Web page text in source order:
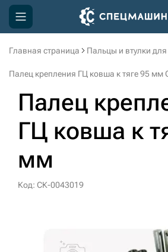
Главная страница Пальцы и втулки для
Палец крепления ГЦ ковша к тяге 95 мм
Палец
ГЦ ковша к
мм
Код: СК-0043019
Компания
Доставка и оплата
Информация
Контакты
3D тур по производству